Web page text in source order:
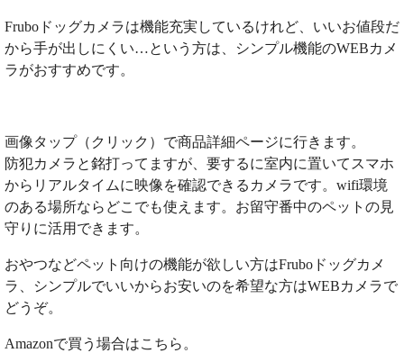
Fruboドッグカメラは機能充実しているけれど、いいお値段だ
から手が出しにくい…という方は、シンプル機能のWEBカメ
ラがおすすめです。
画像タップ（クリック）で商品詳細ページに行きます。
防犯カメラと銘打ってますが、要するに室内に置いてスマホ
からリアルタイムに映像を確認できるカメラです。wifi環境
のある場所ならどこでも使えます。お留守番中のペットの見
守りに活用できます。
おやつなどペット向けの機能が欲しい方はFruboドッグカメ
ラ、シンプルでいいからお安いのを希望な方はWEBカメラで
どうぞ。
Amazonで買う場合はこちら。